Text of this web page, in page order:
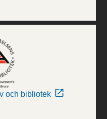
och bibliotek